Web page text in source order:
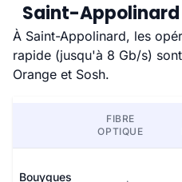
Saint-Appolinard
À Saint-Appolinard, les
rapide (jusqu'à 8 Gb/s)
Orange et Sosh.
FIBRE
OPTIQUE
Bouygues